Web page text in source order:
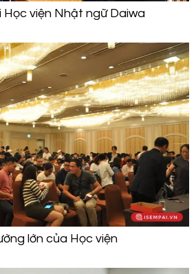
Học viện Nhật ngữ Daiwa
lớn của Học viện